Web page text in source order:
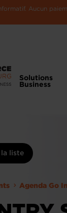
Aucun
Solutions
Business
la liste
Agenda Go